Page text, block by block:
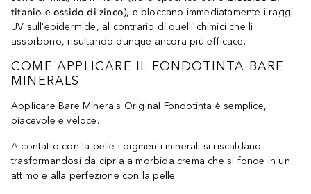
titanio eossido di zinco), e bloccano immediatamente i raggi
UV sull'epidermide, al contrario di quelli chimici che li
assorbono, risultando dunque ancora più efficace.
COME APPLICARE IL FONDOTINTA BARE
MINERALS
Applicare Bare Minerals Original Fondotinta è semplice,
piacevole e veloce.
A contatto con la pelle i pigmenti minerali si riscaldano
trasformandosi da cipria a morbida crema che si fonde in un
attimo e alla perfezione con la pelle.